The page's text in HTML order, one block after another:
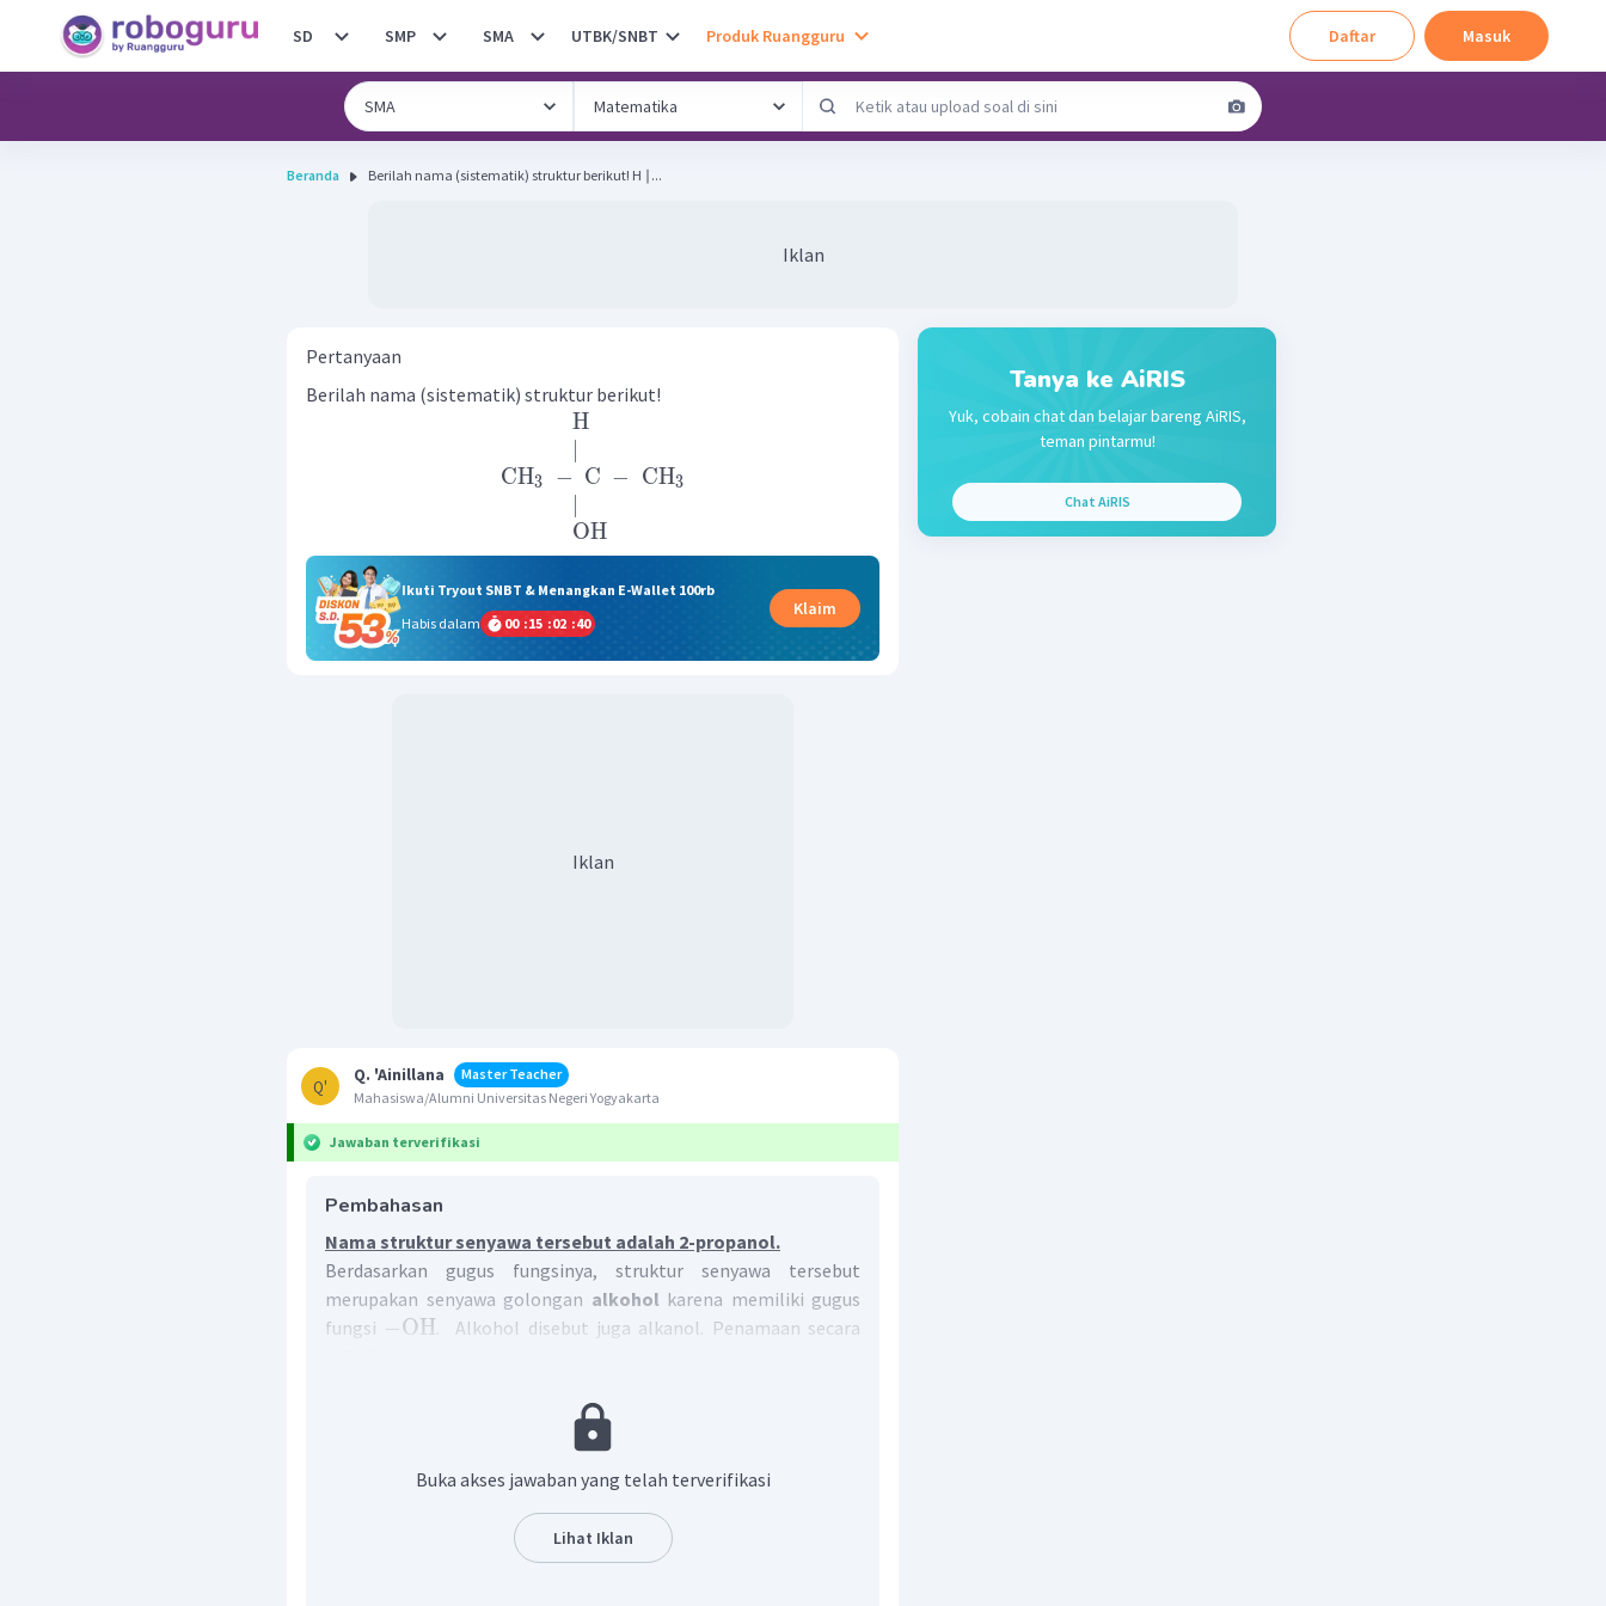
SD SMP SMA UTBK/SNBT Produk Ruangguru Daftar Masuk
Beranda Berilah nama (sistematik) struktur berikut! H ∣...
Iklan
Pertanyaan
Berilah nama (sistematik) struktur berikut!
H
CH3 − C − CH3
OH
Ikuti Tryout SNBT & Menangkan E-Wallet 100rb
Habis dalam
00 :15 :02 :40
Klaim
Iklan
Q'
Q. 'Ainillana
Master Teacher
Mahasiswa/Alumni Universitas Negeri Yogyakarta
Jawaban terverifikasi
Pembahasan
Nama struktur senyawa tersebut adalah 2-propanol.
Berdasarkan gugus fungsinya, struktur senyawa tersebut
merupakan senyawa golongan alkohol karena memiliki gugus
fungsi −OH. Alkohol disebut juga alkanol. Penamaan secara
Tata nama IUPAC alkohol adalah sebagai berikut:
dan diberi nama seperti nama alkananya dengan
mengganti akhiran "a" dengan akhiran "
Atom C yang mengikat gugus
−OH
diberi nomor serendah
Buka akses jawaban yang telah terverifikasi
Lihat Iklan
Tanya ke AiRIS
Yuk, cobain chat dan belajar bareng AiRIS,
teman pintarmu!
Chat AiRIS